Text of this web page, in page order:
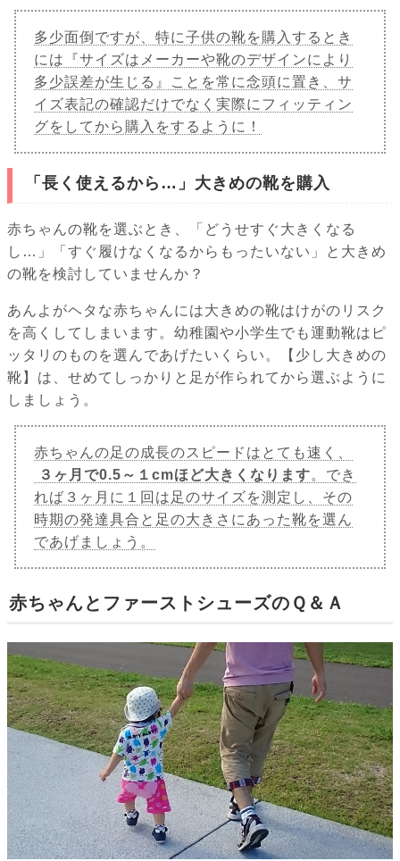
多少面倒ですが、特に子供の靴を購入するとき
には『サイズはメーカーや靴のデザインにより
多少誤差が生じる』ことを常に念頭に置き、サ
イズ表記の確認だけでなく実際にフィッティン
グをしてから購入をするように！
「長く使えるから…」大きめの靴を購入
赤ちゃんの靴を選ぶとき、「どうせすぐ大きくなる
し…」「すぐ履けなくなるからもったいない」と大きめ
の靴を検討していませんか？
あんよがヘタな赤ちゃんには大きめの靴はけがのリスク
を高くしてしまいます。幼稚園や小学生でも運動靴はピ
ッタリのものを選んであげたいくらい。【少し大きめの
靴】は、せめてしっかりと足が作られてから選ぶように
しましょう。
赤ちゃんの足の成長のスピードはとても速く、
３ヶ月で0.5～１cmほど大きくなります。でき
れば３ヶ月に１回は足のサイズを測定し、その
時期の発達具合と足の大きさにあった靴を選ん
であげましょう。
赤ちゃんとファーストシューズのＱ＆Ａ